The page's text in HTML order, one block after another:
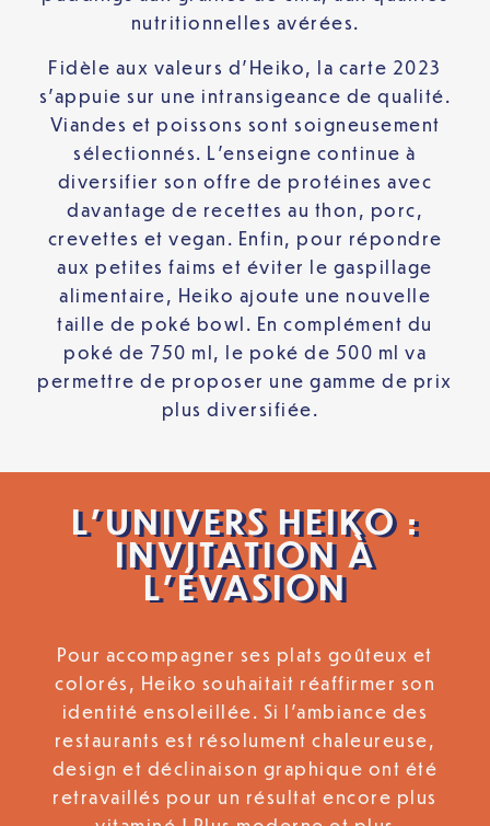
nutritionnelles avérées.
Fidèle aux valeurs d’Heiko, la carte 2023
s’appuie sur une intransigeance de qualité.
Viandes et poissons sont soigneusement
sélectionnés. L’enseigne continue à
diversifier son offre de protéines avec
davantage de recettes au thon, porc,
crevettes et vegan. Enfin, pour répondre
aux petites faims et éviter le gaspillage
alimentaire, Heiko ajoute une nouvelle
taille de poké bowl. En complément du
poké de 750 ml, le poké de 500 ml va
permettre de proposer une gamme de prix
plus diversifiée.
L’UNIVERS HEIKO :
INVITATION À
L’ÉVASION
Pour accompagner ses plats goûteux et
colorés, Heiko souhaitait réaffirmer son
identité ensoleillée. Si l’ambiance des
restaurants est résolument chaleureuse,
design et déclinaison graphique ont été
retravaillés pour un résultat encore plus